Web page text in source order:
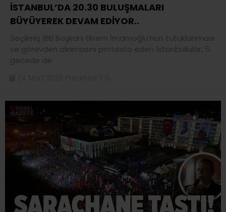
İSTANBUL’DA 20.30 BULUŞMALARI
BÜYÜYEREK DEVAM EDİYOR..
Seçilmiş İBB Başkanı Ekrem İmamoğlu’nun tutuklanması
ve görevden alınmasını protesto eden İstanbullular, 5.
gecede de